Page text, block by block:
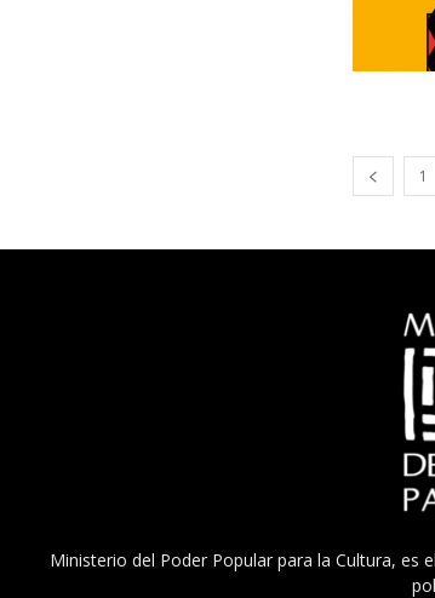
1
Ministerio del Poder Popular para la Cultura, es